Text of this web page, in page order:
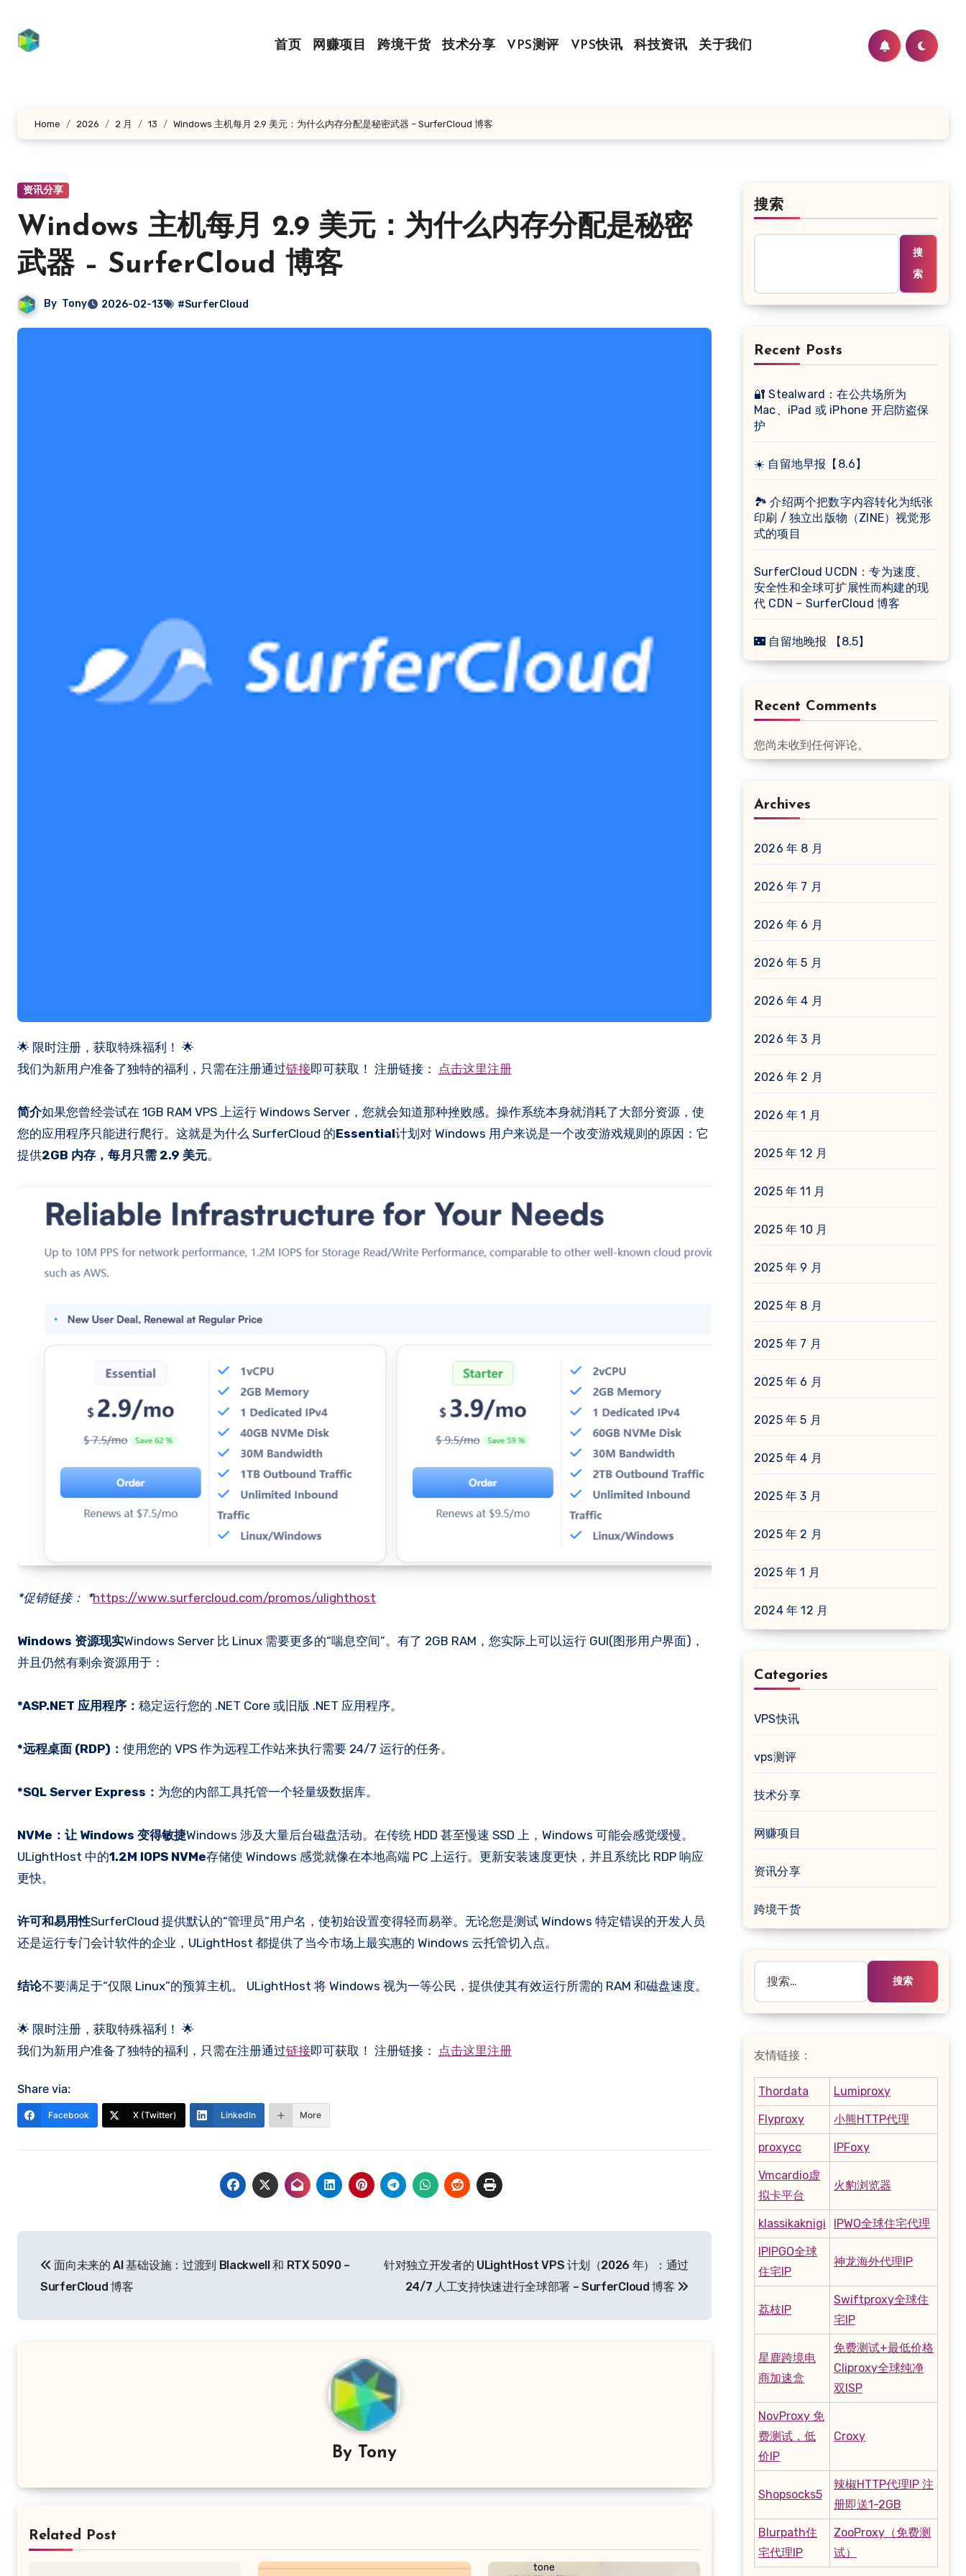
首页 网赚项目 跨境干货 技术分享 VPS测评 VPS快讯 科技资讯 关于我们
Home 2026 2 月 13 Windows 主机每月 2.9 美元：为什么内存分配是秘密武器 – SurferCloud 博客
资讯分享
Windows 主机每月 2.9 美元：为什么内存分配是秘密
武器 – SurferCloud 博客
By Tony 2026-02-13 #SurferCloud
🌟 限时注册，获取特殊福利！ 🌟
我们为新用户准备了独特的福利，只需在注册通过链接即可获取！ 注册链接： 点击这里注册
简介如果您曾经尝试在 1GB RAM VPS 上运行 Windows Server，您就会知道那种挫败感。操作系统本身就消耗了大部分资源，使
您的应用程序只能进行爬行。这就是为什么 SurferCloud 的Essential计划对 Windows 用户来说是一个改变游戏规则的原因：它
提供2GB 内存，每月只需 2.9 美元。
*促销链接： *https://www.surfercloud.com/promos/ulighthost
Windows 资源现实Windows Server 比 Linux 需要更多的“喘息空间”。有了 2GB RAM，您实际上可以运行 GUI(图形用户界面)，
并且仍然有剩余资源用于：
*ASP.NET 应用程序： 稳定运行您的 .NET Core 或旧版 .NET 应用程序。
*远程桌面 (RDP)： 使用您的 VPS 作为远程工作站来执行需要 24/7 运行的任务。
*SQL Server Express： 为您的内部工具托管一个轻量级数据库。
NVMe：让 Windows 变得敏捷Windows 涉及大量后台磁盘活动。在传统 HDD 甚至慢速 SSD 上，Windows 可能会感觉缓慢。
ULightHost 中的1.2M IOPS NVMe存储使 Windows 感觉就像在本地高端 PC 上运行。更新安装速度更快，并且系统比 RDP 响应
更快。
许可和易用性SurferCloud 提供默认的“管理员”用户名，使初始设置变得轻而易举。无论您是测试 Windows 特定错误的开发人员
还是运行专门会计软件的企业，ULightHost 都提供了当今市场上最实惠的 Windows 云托管切入点。
结论不要满足于“仅限 Linux”的预算主机。 ULightHost 将 Windows 视为一等公民，提供使其有效运行所需的 RAM 和磁盘速度。
🌟 限时注册，获取特殊福利！ 🌟
我们为新用户准备了独特的福利，只需在注册通过链接即可获取！ 注册链接： 点击这里注册
Share via:
Facebook X (Twitter) LinkedIn More
面向未来的 AI 基础设施：过渡到 Blackwell 和 RTX 5090 –
SurferCloud 博客
针对独立开发者的 ULightHost VPS 计划（2026 年）：通过
24/7 人工支持快速进行全球部署 – SurferCloud 博客
By Tony
Related Post
搜索
搜
索
Recent Posts
🔐 Stealward：在公共场所为
Mac、iPad 或 iPhone 开启防盗保
护
☀️ 自留地早报【8.6】
🏞 介绍两个把数字内容转化为纸张
印刷 / 独立出版物（ZINE）视觉形
式的项目
SurferCloud UCDN：专为速度、
安全性和全球可扩展性而构建的现
代 CDN – SurferCloud 博客
🌃 自留地晚报 【8.5】
Recent Comments
您尚未收到任何评论。
Archives
2026 年 8 月
2026 年 7 月
2026 年 6 月
2026 年 5 月
2026 年 4 月
2026 年 3 月
2026 年 2 月
2026 年 1 月
2025 年 12 月
2025 年 11 月
2025 年 10 月
2025 年 9 月
2025 年 8 月
2025 年 7 月
2025 年 6 月
2025 年 5 月
2025 年 4 月
2025 年 3 月
2025 年 2 月
2025 年 1 月
2024 年 12 月
Categories
VPS快讯
vps测评
技术分享
网赚项目
资讯分享
跨境干货
索：
友情链接：
Thordata Lumiproxy
Flyproxy 小熊HTTP代理
proxycc IPFoxy
Vmcardio虚
拟卡平台
火豹浏览器
klassikaknigi IPWO全球住宅代理
IPIPGO全球
住宅IP
神龙海外代理IP
荔枝IP
Swiftproxy全球住
宅IP
星鹿跨境电
商加速盒
免费测试+最低价格
Cliproxy全球纯净
双ISP
NovProxy 免
费测试，低
价IP
Croxy
Shopsocks5
辣椒HTTP代理IP 注
册即送1-2GB
Blurpath住
宅代理IP
ZooProxy（免费测
试）